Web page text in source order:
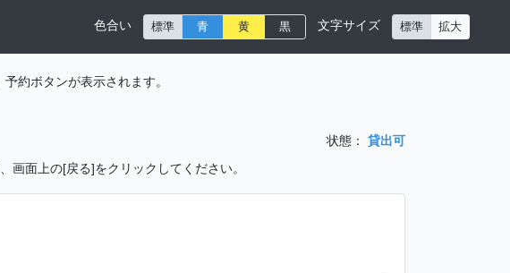
色合い 標準 青 黄 黒 文字サイズ 標準 拡大
予約ボタンが表示されます。
状態：
貸出可
画面上の[戻る]をクリックしてください。